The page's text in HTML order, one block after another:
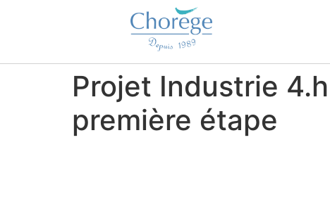
Projet Industrie
première étape